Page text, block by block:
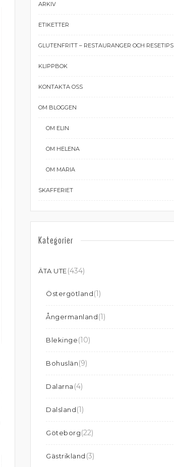
ARKIV
ETIKETTER
GLUTENFRITT – RESTAURANGER OCH RESETIPS
KLIPPBOK
KONTAKTA OSS
OM BLOGGEN
OM ELIN
OM HELENA
OM MARIA
SKAFFERIET
Kategorier
ÄTA UTE(434)
Östergötland(1)
Ångermanland(1)
Blekinge(10)
Bohuslän(9)
Dalarna (4)
Dalsland(1)
Göteborg(22)
Gästrikland (3)